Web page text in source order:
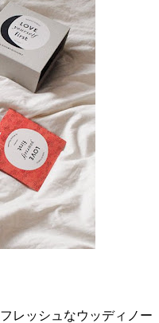
レッシュなウッディノー